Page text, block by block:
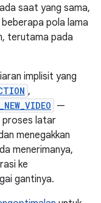
saat yang sama,
beberapa pola lama
terutama pada
implisit yang
,
—
proses latar
menegakkan
menerimanya,
ke
gantinya.